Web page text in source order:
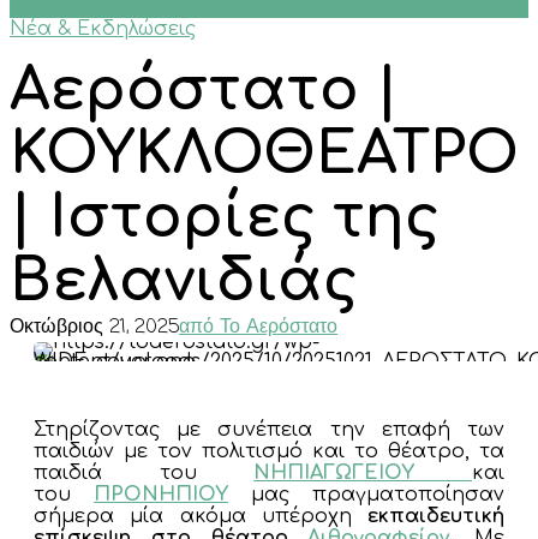
Νέα & Εκδηλώσεις
Αερόστατο |
ΚΟΥΚΛΟΘΕΑΤΡΟ
| Ιστορίες της
Βελανιδιάς
Οκτώβριος 21, 2025από Το Αερόστατο
Στηρίζοντας με συνέπεια την επαφή των
παιδιών με τον πολιτισμό και το θέατρο, τα
παιδιά του ΝΗΠΙΑΓΩΓΕΙΟΥ και
του
ΠΡΟΝΗΠΙΟΥ μας πραγματοποίησαν
σήμερα μία ακόμα υπέροχη εκπαιδευτική